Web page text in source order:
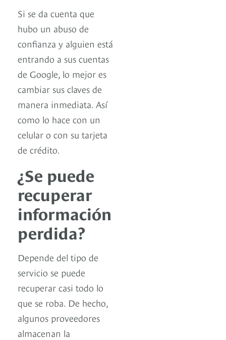
Si se da cuenta que
hubo un abuso de
confianza y alguien está
entrando a sus cuentas
de Google, lo mejor es
cambiar sus claves de
manera inmediata. Así
como lo hace con un
celular o con su tarjeta
de crédito.
¿Se puede
recuperar
información
perdida?
Depende del tipo de
servicio se puede
recuperar casi todo lo
que se roba. De hecho,
algunos proveedores
almacenan la